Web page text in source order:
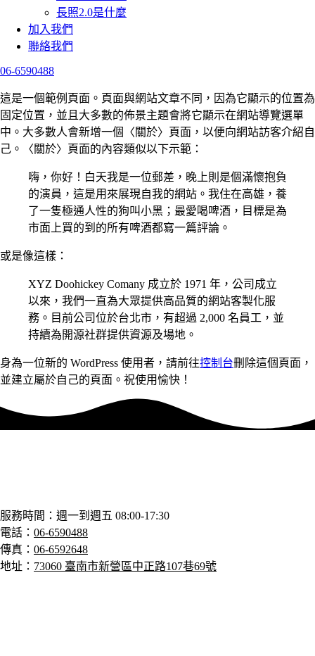
長照2.0是什麼
加入我們
聯絡我們
06-6590488
這是一個範例頁面。頁面與網站文章不同，因為它顯示的位置為
固定位置，並且大多數的佈景主題會將它顯示在網站導覽選單
中。大多數人會新增一個〈關於〉頁面，以便向網站訪客介紹自
己。〈關於〉頁面的內容類似以下示範：
嗨，你好！白天我是一位郵差，晚上則是個滿懷抱負
的演員，這是用來展現自我的網站。我住在高雄，養
了一隻極通人性的狗叫小黑；最愛喝啤酒，目標是為
市面上買的到的所有啤酒都寫一篇評論。
或是像這樣：
XYZ Doohickey Comany 成立於 1971 年，公司成立
以來，我們一直為大眾提供高品質的網站客製化服
務。目前公司位於台北市，有超過 2,000 名員工，並
持續為開源社群提供資源及場地。
身為一位新的 WordPress 使用者，請前往控制台刪除這個頁面，
並建立屬於自己的頁面。祝使用愉快！
服務時間：週一到週五 08:00-17:30
電話 ： 06-6590488
傳真： 06-6592648
地址： 73060 臺南市新營區中正路107巷69號